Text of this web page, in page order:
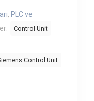
, PLC ve
Control Unit
Control Unit